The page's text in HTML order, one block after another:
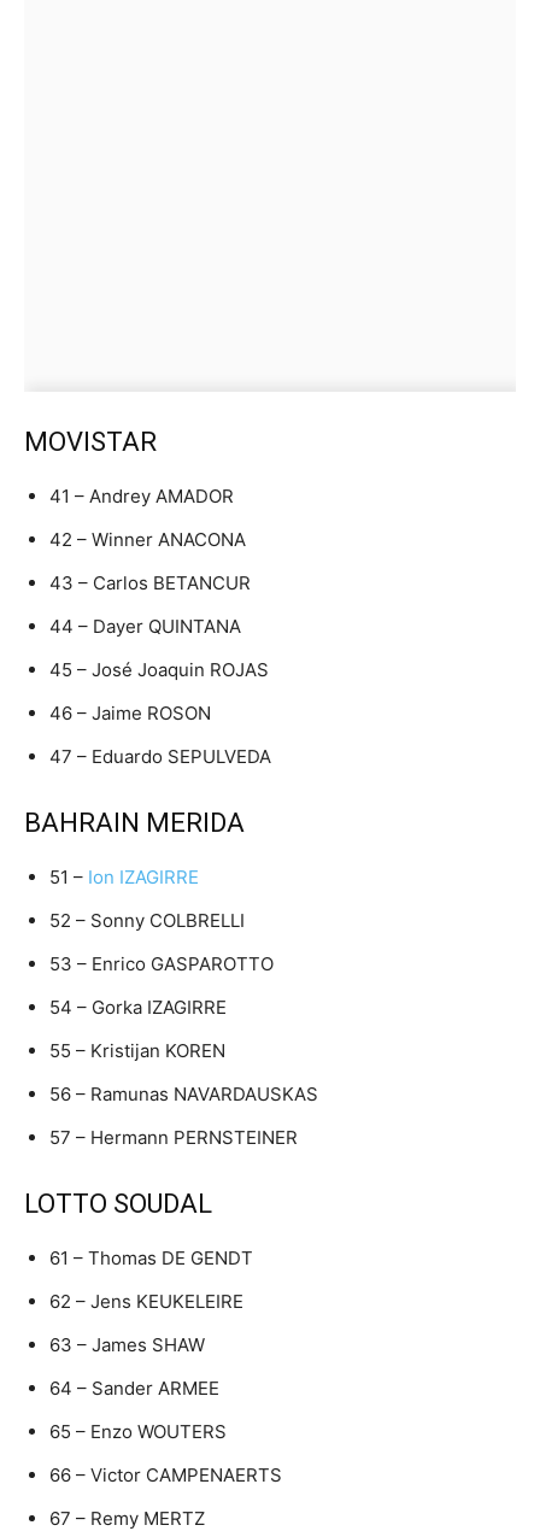
MOVISTAR
41 – Andrey AMADOR
42 – Winner ANACONA
43 – Carlos BETANCUR
44 – Dayer QUINTANA
45 – José Joaquin ROJAS
46 – Jaime ROSON
47 – Eduardo SEPULVEDA
BAHRAIN MERIDA
51 – Ion IZAGIRRE
52 – Sonny COLBRELLI
53 – Enrico GASPAROTTO
54 – Gorka IZAGIRRE
55 – Kristijan KOREN
56 – Ramunas NAVARDAUSKAS
57 – Hermann PERNSTEINER
LOTTO SOUDAL
61 – Thomas DE GENDT
62 – Jens KEUKELEIRE
63 – James SHAW
64 – Sander ARMEE
65 – Enzo WOUTERS
66 – Victor CAMPENAERTS
67 – Remy MERTZ